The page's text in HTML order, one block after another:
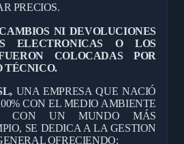
PRECIOS.
NI DEVOLUCIONES
ELECTRONICAS O LOS
COLOCADAS POR
TÉCNICO.
UNA EMPRESA QUE NACIÓ
CON EL MEDIO AMBIENTE
CON UN MUNDO MÁS
SE DEDICA A LA GESTION
OFRECIENDO: